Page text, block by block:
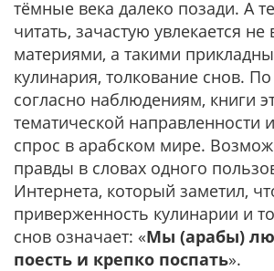
тёмные века далеко позади. А
читать, зачастую увлекается
материями, а такими
кулинария, толкование снов.
согласно наблюдениям, книги
тематической
спрос в арабском мире.
правды в словах одного
Интернета, который заметил,
приверженность кулинарии и
снов означает: «Мы (арабы)
поесть и крепко поспать».